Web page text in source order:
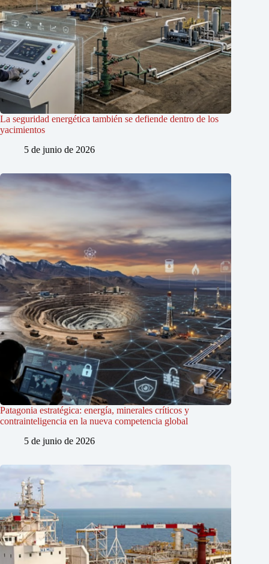
La seguridad energética también se defiende dentro de los
yacimientos
5 de junio de 2026
Patagonia estratégica: energía, minerales críticos y
contrainteligencia en la nueva competencia global
5 de junio de 2026